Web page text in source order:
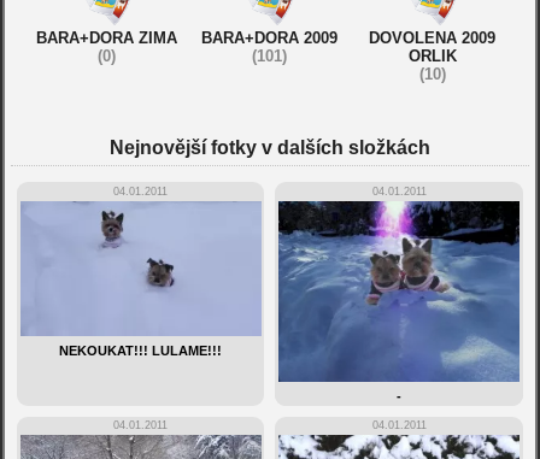
BARA+DORA ZIMA
(0)
BARA+DORA 2009
(101)
DOVOLENA 2009
ORLIK
(10)
Nejnovější fotky v dalších složkách
04.01.2011
NEKOUKAT!!! LULAME!!!
04.01.2011
-
04.01.2011 04.01.2011